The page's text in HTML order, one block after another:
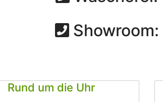
Showroom:
Rund um die Uhr